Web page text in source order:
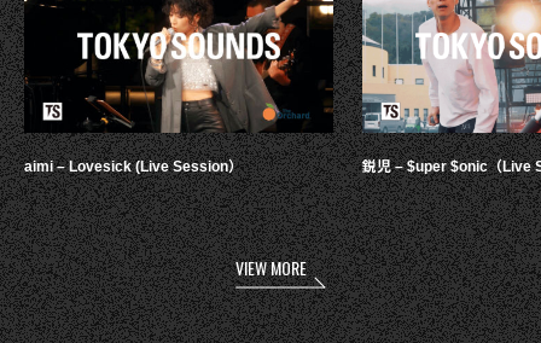
aimi – Lovesick (Live Session） 鋭児 – $uper $onic（Live
VIEW MORE